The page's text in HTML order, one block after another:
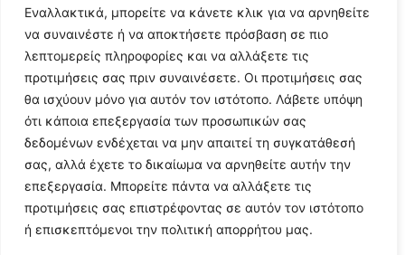
Εναλλακτικά, μπορείτε να κάνετε κλικ για να αρνηθείτε
να συναινέστε ή να αποκτήσετε πρόσβαση σε πιο
λεπτομερείς πληροφορίες και να αλλάξετε τις
προτιμήσεις σας πριν συναινέσετε. Οι προτιμήσεις σας
θα ισχύουν μόνο για αυτόν τον ιστότοπο. Λάβετε υπόψη
ότι κάποια επεξεργασία των προσωπικών σας
δεδομένων ενδέχεται να μην απαιτεί τη συγκατάθεσή
σας, αλλά έχετε το δικαίωμα να αρνηθείτε αυτήν την
επεξεργασία. Μπορείτε πάντα να αλλάξετε τις
προτιμήσεις σας επιστρέφοντας σε αυτόν τον ιστότοπο
ή επισκεπτόμενοι την πολιτική απορρήτου μας.
Follow Us
© 2024 All Rights Reserved
Η ιστοσελίδαargolikianaptiksi.grείναι πιστοποιημένη στο
ηλεκτρονικό Μητρώο Ηλεκτρονικού Τύπου της ΓΓ Επικοινωνίας
και Ενημέρωσης (Αριθμός ΜΗΤ242062)